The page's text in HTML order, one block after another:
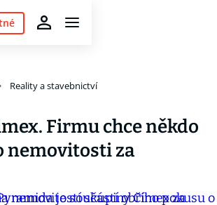
Reality a stavebnictví
Firmu chce někdo
nemovitosti za